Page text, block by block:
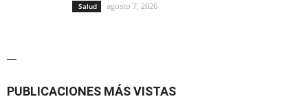
Salud agosto 7, 2026
—
PUBLICACIONES MÁS VISTAS